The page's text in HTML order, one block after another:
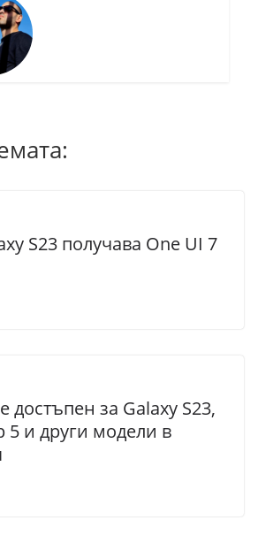
S23 получава One UI 7
достъпен за Galaxy S23,
5 и други модели в